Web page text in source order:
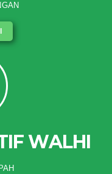
WALHI